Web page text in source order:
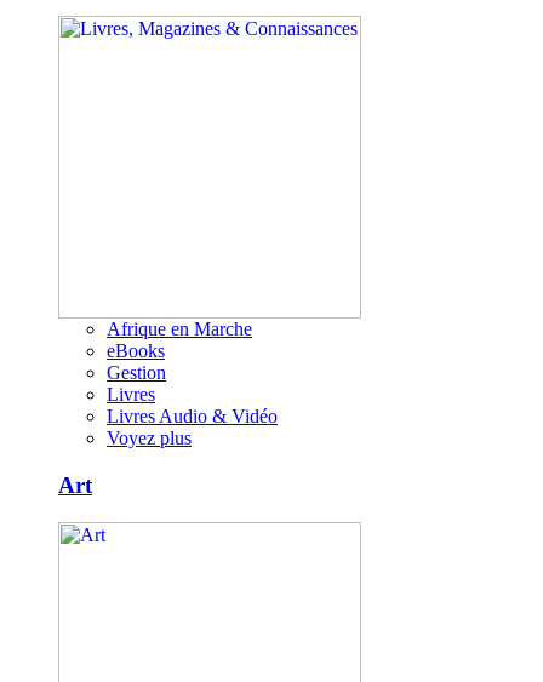
Afrique en Marche
eBooks
Gestion
Livres
Livres Audio & Vidéo
Voyez plus
Art